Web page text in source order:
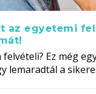
az egyetemi
Ez még
lemaradtál a